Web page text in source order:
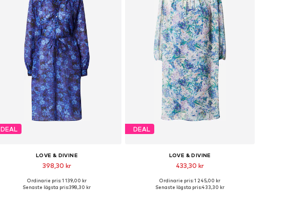
DEAL
LOVE & DIVINE
398,30 kr
Tillgängliga storlekar: 34
Ordinarie pris: 1 139,00 kr
Senaste lägsta pris:398,30 kr
DEAL
LOVE & DIVINE
433,30 kr
Tillgängliga storlekar: 34
Ordinarie pris: 1 245,00 kr
Senaste lägsta pris:433,30 kr